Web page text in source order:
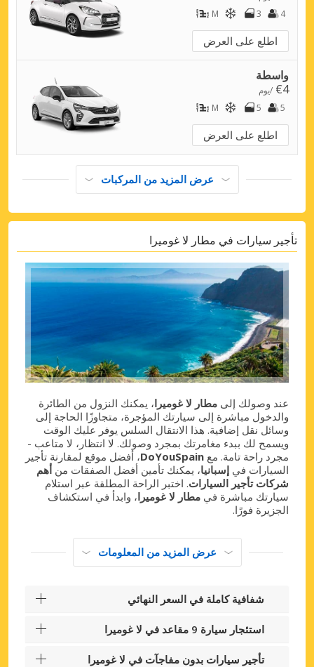
4
3
M
اطلع على العرض
واسطة
€4 /يوم
5
5
M
اطلع على العرض
عرض المزيد من المركبات
تأجير سيارات في مطار لا غوميرا
عند وصولك إلى مطار لا غوميرا، يمكنك النزول من الطائرة
والدخول مباشرة إلى سيارتك المؤجرة، متجاوزًا الحاجة إلى
وسائل نقل إضافية. هذا الانتقال السلس يوفر عليك الوقت
ويسمح لك ببدء مغامرتك بمجرد وصولك. لا انتظار، لا متاعب -
مجرد راحة تامة. مع DoYouSpain، أفضل موقع لمقارنة تأجير
السيارات في إسبانيا، يمكنك تأمين أفضل الصفقات من أهم
شركات تأجير السيارات. اختبر الراحة المطلقة عبر استلام
سيارتك مباشرة في مطار لا غوميرا، وابدأ في استكشاف
الجزيرة فورًا.
عرض المزيد من المعلومات
شفافية كاملة في السعر النهائي
استئجار سيارة 9 مقاعد في لا غوميرا
تأجير سيارات بدون مفاجآت في لا غوميرا